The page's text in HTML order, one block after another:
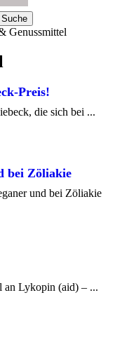
Genussmittel
Preis!
die sich bei ...
bei Zöliakie
und bei Zöliakie
an Lykopin (aid) – ...